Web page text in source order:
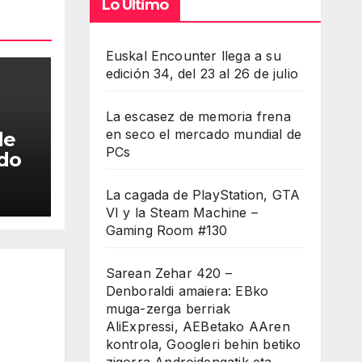
Lo Último
Euskal Encounter llega a su
edición 34, del 23 al 26 de julio
La escasez de memoria frena
en seco el mercado mundial de
PCs
La cagada de PlayStation, GTA
VI y la Steam Machine –
Gaming Room #130
Sarean Zehar 420 –
Denboraldi amaiera: EBko
muga-zerga berriak
AliExpressi, AEBetako AAren
kontrola, Googleri behin betiko